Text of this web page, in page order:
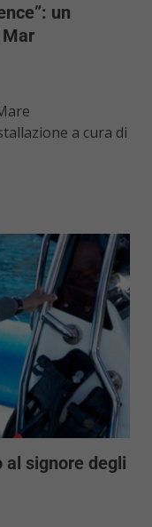
un
a cura di
al signore degli